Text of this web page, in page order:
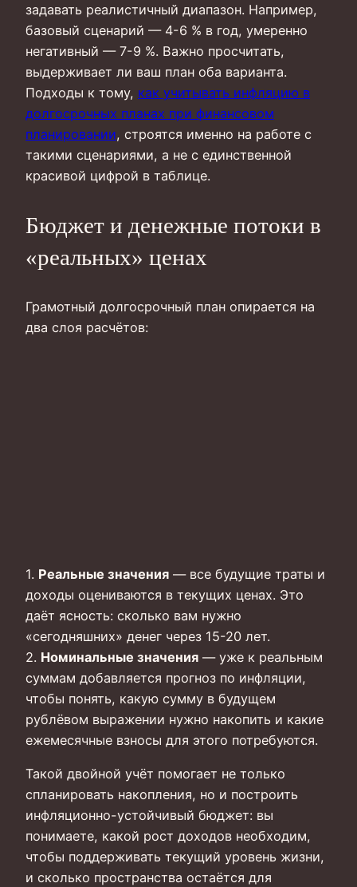
задавать реалистичный диапазон. Например,
базовый сценарий — 4-6 % в год, умеренно
негативный — 7-9 %. Важно просчитать,
выдерживает ли ваш план оба варианта.
Подходы к тому, как учитывать инфляцию в
долгосрочных планах при финансовом
планировании, строятся именно на работе с
такими сценариями, а не с единственной
красивой цифрой в таблице.
Бюджет и денежные потоки в
«реальных» ценах
Грамотный долгосрочный план опирается на
два слоя расчётов:
1. Реальные значения — все будущие траты и
доходы оцениваются в текущих ценах. Это
даёт ясность: сколько вам нужно
«сегодняшних» денег через 15-20 лет.
2. Номинальные значения — уже к реальным
суммам добавляется прогноз по инфляции,
чтобы понять, какую сумму в будущем
рублёвом выражении нужно накопить и какие
ежемесячные взносы для этого потребуются.
Такой двойной учёт помогает не только
спланировать накопления, но и построить
инфляционно-устойчивый бюджет: вы
понимаете, какой рост доходов необходим,
чтобы поддерживать текущий уровень жизни,
и сколько пространства остаётся для